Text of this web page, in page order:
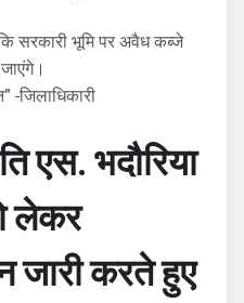
सरकारी भूमि पर अवैध कब्जे
-जिलाधिकारी
एस. भदौरिया
लेकर
जारी करते हुए